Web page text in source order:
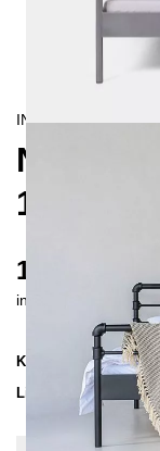
INDUSTRIAL
NODUS
160X200
1320 €
inkl. MwSt. inkl.
Kollektion
Lieferzeit